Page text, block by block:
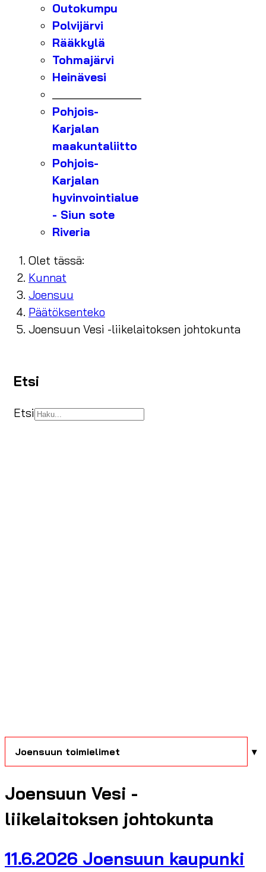
Outokumpu
Polvijärvi
Rääkkylä
Tohmajärvi
Heinävesi
Pohjois-
Karjalan
maakuntaliitto
Pohjois-
Karjalan
hyvinvointialue
- Siun sote
Riveria
Olet tässä:
Kunnat
Joensuu
Päätöksenteko
Joensuun Vesi -liikelaitoksen johtokunta
Etsi
Etsi
Joensuun toimielimet
Joensuun Vesi -
liikelaitoksen johtokunta
11.6.2026 Joensuun kaupunki